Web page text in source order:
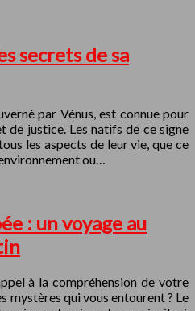
secrets de sa
par Vénus, est connue pour
de justice. Les natifs de ce signe
les aspects de leur vie, que ce
ou…
: un voyage au
à la compréhension de votre
mystères qui vous entourent ? Le